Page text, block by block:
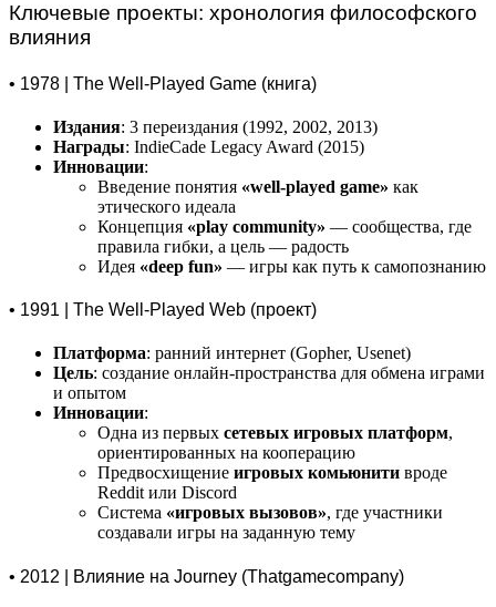
Ключевые проекты: хронология философского
влияния
• 1978 | The Well-Played Game (книга)
Издания: 3 переиздания (1992, 2002, 2013)
Награды: IndieCade Legacy Award (2015)
Инновации:
Введение понятия «well-played game» как
этического идеала
Концепция «play community» — сообщества, где
правила гибки, а цель — радость
Идея «deep fun» — игры как путь к самопознанию
• 1991 | The Well-Played Web (проект)
Платформа: ранний интернет (Gopher, Usenet)
Цель: создание онлайн-пространства для обмена играми
и опытом
Инновации:
Одна из первых сетевых игровых платформ,
ориентированных на кооперацию
Предвосхищение игровых комьюнити вроде
Reddit или Discord
Система «игровых вызовов», где участники
создавали игры на заданную тему
• 2012 | Влияние на Journey (Thatgamecompany)